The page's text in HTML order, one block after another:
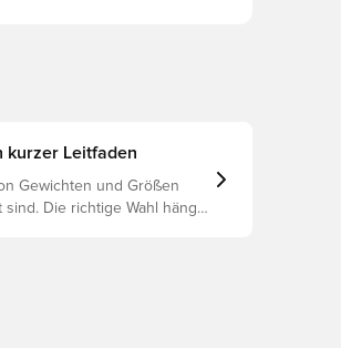
kurzer Leitfaden
Gewichten und Größen
Die richtige Wahl hängt